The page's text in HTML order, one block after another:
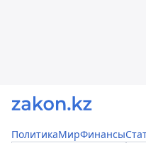
ПолитикаМирФинансы